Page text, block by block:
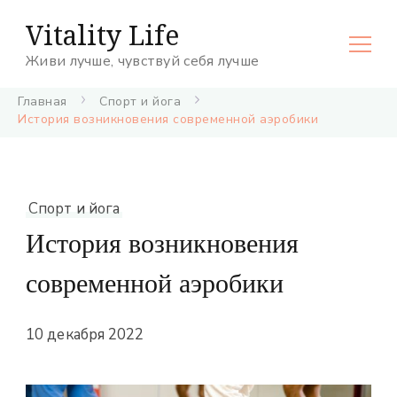
Vitality Life
Живи лучше, чувствуй себя лучше
Главная
Спорт и йога
История возникновения современной аэробики
Спорт и йога
История возникновения
современной аэробики
10 декабря 2022